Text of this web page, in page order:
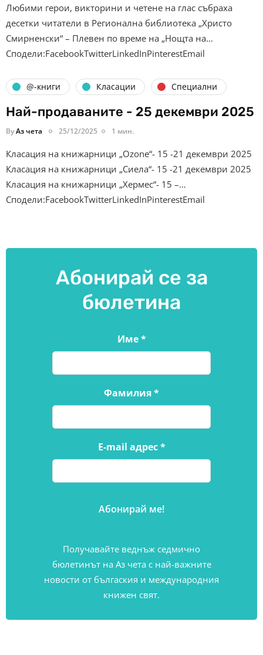
Любими герои, викторини и четене на глас събраха
десетки читатели в Регионална библиотека „Христо
Смирненски“ – Плевен по време на „Нощта на…
Сподели:FacebookTwitterLinkedInPinterestEmail
@-книги Класации Специални
Най-продаваните - 25 декември 2025
ByАз чета 25/12/2025 1 мин.
Класация на книжарници „Ozone“- 15 -21 декември 2025
Класация на книжарници „Сиела“- 15 -21 декември 2025
Класация на книжарници „Хермес“- 15 –…
Сподели:FacebookTwitterLinkedInPinterestEmail
Абонирай се за
бюлетина
Име*
Фамилия*
E-mail адрес*
Получавайте веднъж седмично
бюлетинът на Аз чета с най-важните
новости от бългаския и международния
книжен свят.